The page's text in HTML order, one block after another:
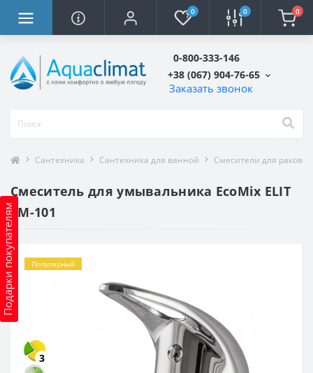
0 0 0
0-800-333-146
+38 (067) 904-76-65
Заказать звонок
Подарки покупателям
Сантехника Сантехника для ванной Смесители для
Смеситель для умывальника EcoMix ELIT
EM-101
Популярный
3